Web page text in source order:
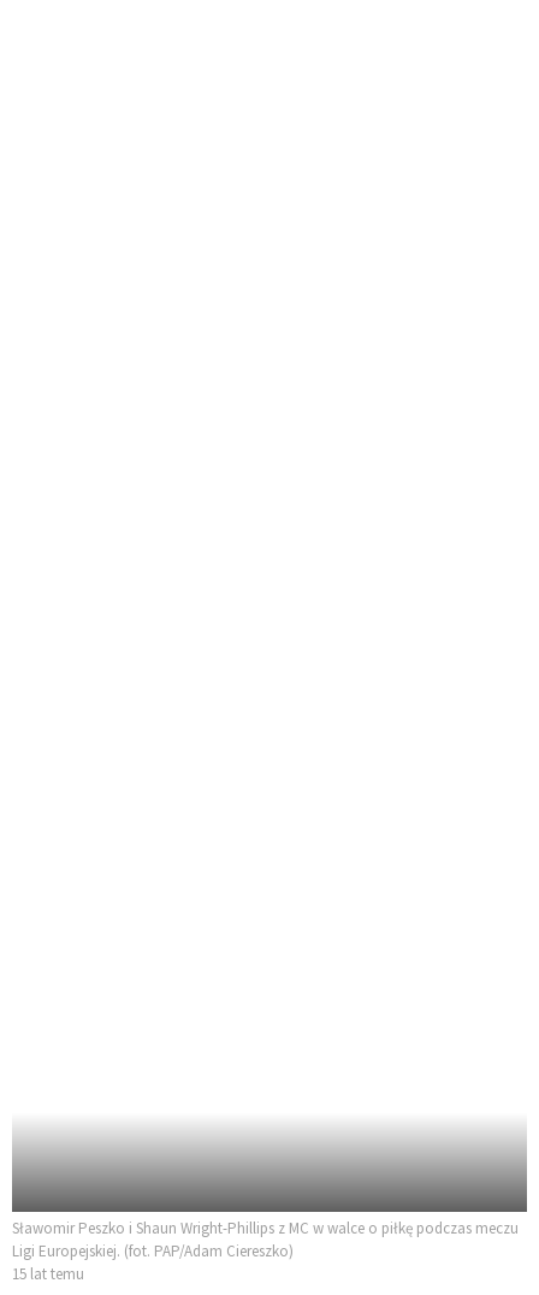
Sławomir Peszko i Shaun Wright-Phillips z MC w walce o piłkę podczas meczu
Ligi Europejskiej. (fot. PAP/Adam Ciereszko)
15 lat temu